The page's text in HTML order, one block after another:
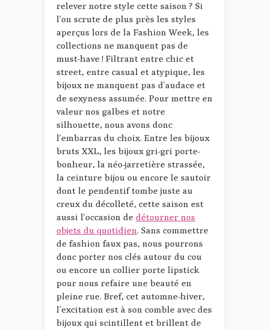
relever notre style cette saison ? Si
l’on scrute de plus près les styles
aperçus lors de la Fashion Week, les
collections ne manquent pas de
must-have ! Filtrant entre chic et
street, entre casual et atypique, les
bijoux ne manquent pas d’audace et
de sexyness assumée. Pour mettre en
valeur nos galbes et notre
silhouette, nous avons donc
l’embarras du choix. Entre les bijoux
bruts XXL, les bijoux gri-gri porte-
bonheur, la néo-jarretière strassée,
la ceinture bijou ou encore le sautoir
dont le pendentif tombe juste au
creux du décolleté, cette saison est
aussi l’occasion de détourner nos
objets du quotidien. Sans commettre
de fashion faux pas, nous pourrons
donc porter nos clés autour du cou
ou encore un collier porte lipstick
pour nous refaire une beauté en
pleine rue. Bref, cet automne-hiver,
l’excitation est à son comble avec des
bijoux qui scintillent et brillent de